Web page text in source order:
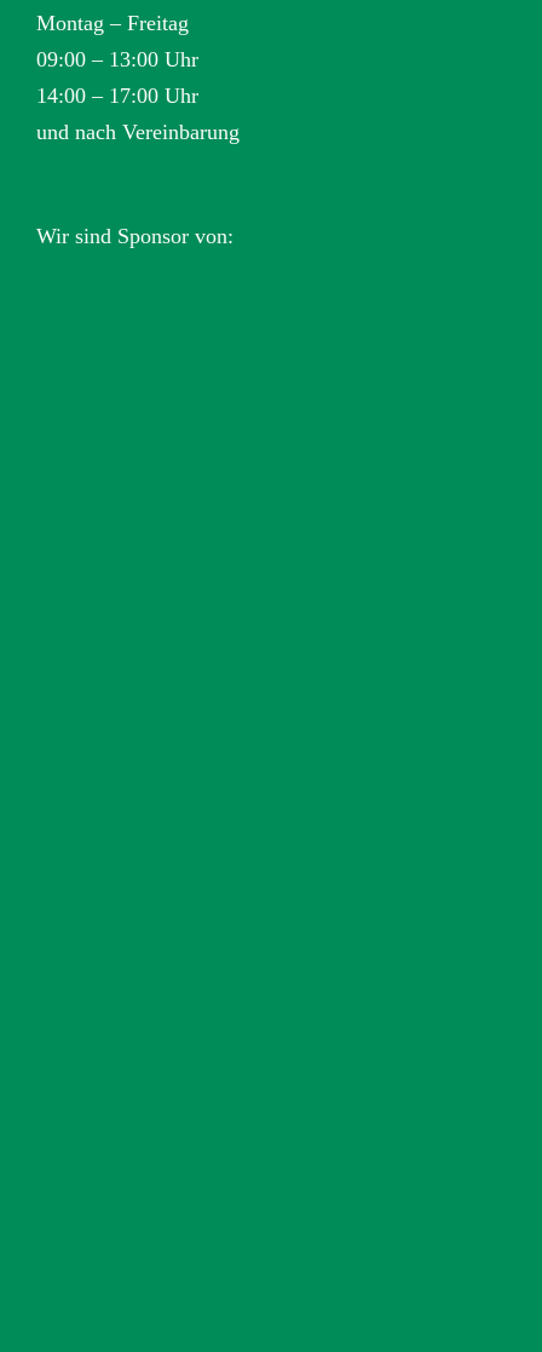
Montag – Freitag
09:00 – 13:00 Uhr
14:00 – 17:00 Uhr
und nach Vereinbarung
Wir sind Sponsor von: